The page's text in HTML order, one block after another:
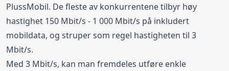
PlussMobil. De fleste av konkurrentene tilbyr høy
hastighet 150 Mbit/s - 1 000 Mbit/s på inkludert
mobildata, og struper som regel hastigheten til 3
Mbit/s.
Med 3 Mbit/s, kan man fremdeles utføre enkle